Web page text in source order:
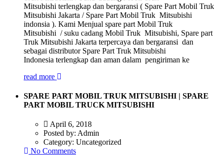
Mitsubishi terlengkap dan bergaransi ( Spare Part Mobil Truk
Mitsubishi Jakarta / Spare Part Mobil Truk Mitsubishi
indonsia ). Kami Menjual spare part Mobil Truk
Mitsubishi / suku cadang Mobil Truk Mitsubishi, Spare part
Truk Mitsubishi Jakarta terpercaya dan bergaransi dan
sebagai distributor Spare Part Truk Mitsubishi
Indonesia terlengkap dan aman dalam pengiriman ke
read more
SPARE PART MOBIL TRUK MITSUBISHI | SPARE
PART MOBIL TRUCK MITSUBISHI
April 6, 2018
Posted by: Admin
Category: Uncategorized
No Comments